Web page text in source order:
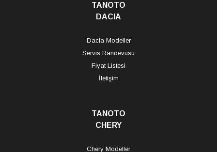
TANOTO
DACIA
Dacia Modeller
Servis Randevusu
Fiyat Listesi
İletişim
TANOTO
CHERY
Chery Modeller